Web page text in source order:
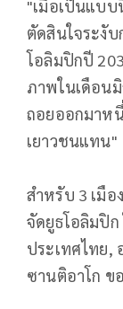
"เมื่อเป็นแบบ
ตัดสินใจระงั
โอลิมปิกปี
ภาพในเดือน
ถอยออกมาห
เยาวชนแทน"
สำหรับ 3 เมือ
จัดยูธโอลิมปิก
ประเทศไทย,
ซานติอาโก ข